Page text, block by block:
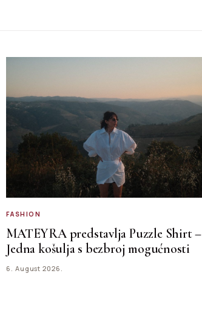
FASHION
MATEYRA predstavlja Puzzle Shirt –
Jedna košulja s bezbroj mogućnosti
6. August 2026.